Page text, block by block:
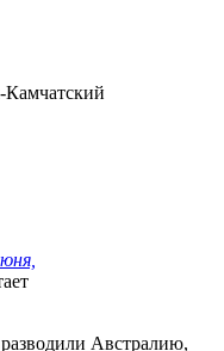
Камчатский
Австралию,